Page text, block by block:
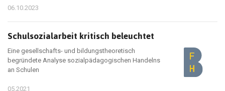
06.10.2023
Schulsozialarbeit kritisch beleuchtet
Eine gesellschafts- und bildungstheoretisch
begründete Analyse sozialpädagogischen Handelns
an Schulen
05.2021